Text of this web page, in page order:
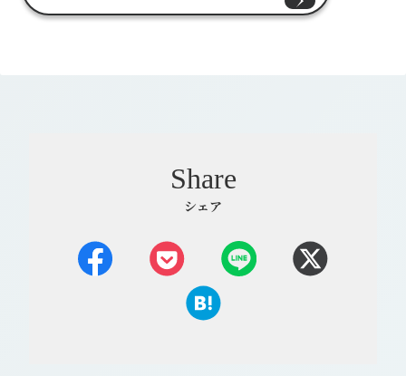
Share
シェア